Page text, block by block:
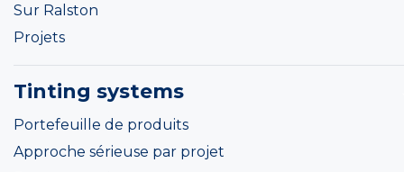
Sur Ralston
Projets
Tinting systems
Portefeuille de produits
Approche sérieuse par projet